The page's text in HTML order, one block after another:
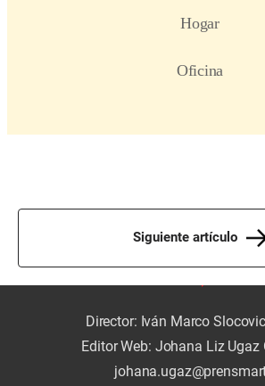
Siguiente artículo
Director: Iván Marco
Editor Web: Johana Liz Ugaz